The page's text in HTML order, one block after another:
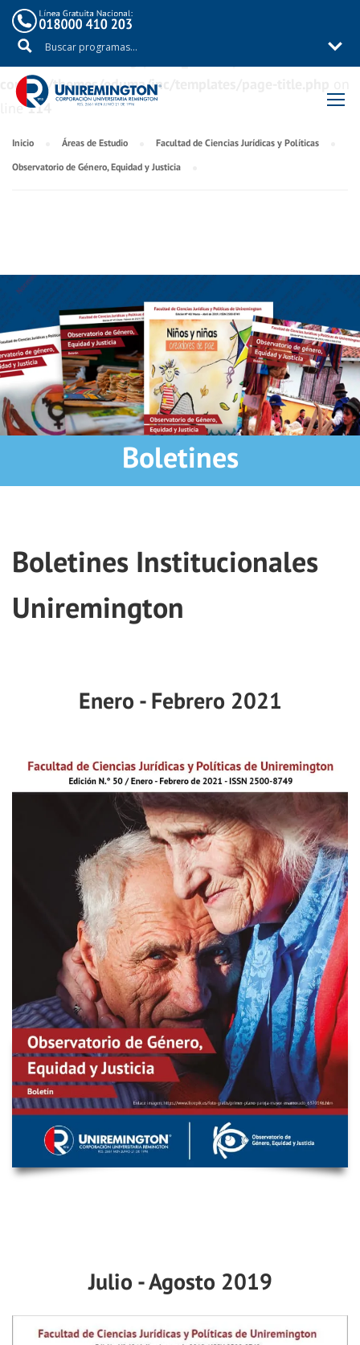
Warning
: Trying to access array offset on value of type
content/themes/eduma/inc/templates/page-title.php
line114
Inicio Áreas de Estudio
Facultad de Ciencias Jurídicas y Políticas
Observatorio de Género, Equidad y Justicia
Boletines
Boletines Institucionales
Uniremington
Enero - Febrero 2021
Julio - Agosto 2019